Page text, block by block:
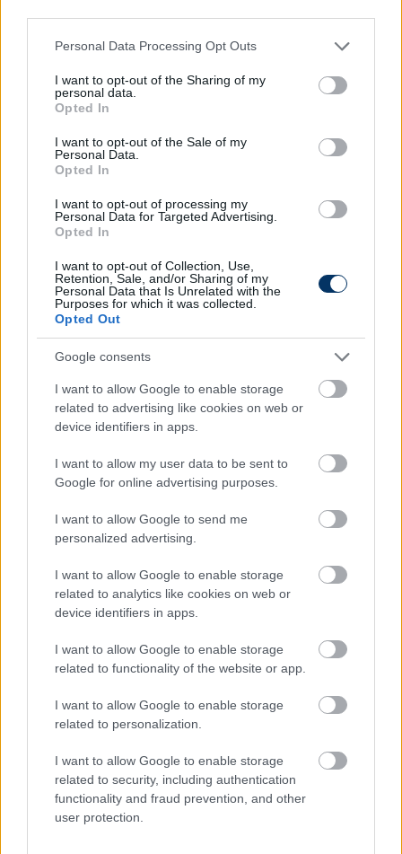
Please note that this website/app uses one or more Google
not limited to your visit or usage behaviour. You may click to
grant or deny consent to Google and its third-party tags to
use your data for below specified purposes in below Google
consent section.
Personal Data Processing Opt Outs
I want to opt-out of the Sharing of my
personal data.
Opted In
I want to opt-out of the Sale of my
Personal Data.
Opted In
I want to opt-out of processing my
Personal Data for Targeted Advertising.
Opted In
I want to opt-out of Collection, Use,
Retention, Sale, and/or Sharing of my
Personal Data that Is Unrelated with the
Purposes for which it was collected.
Opted Out
Google consents
I want to allow Google to enable storage
related to advertising like cookies on web or
device identifiers in apps.
I want to allow my user data to be sent to
Google for online advertising purposes.
I want to allow Google to send me
personalized advertising.
I want to allow Google to enable storage
related to analytics like cookies on web or
device identifiers in apps.
I want to allow Google to enable storage
related to functionality of the website or app.
I want to allow Google to enable storage
related to personalization.
I want to allow Google to enable storage
related to security, including authentication
functionality and fraud prevention, and other
user protection.
Megerősítve: Távozik a Honvéd egyik
NB I
Zsótér mindent bevetett: Annak a
csatárnak kötötte ki a cipőjét, akinek
Király a gatyáját is lehúzta - videók
Nagy visszatérők az NB I-ben: Újra
keretben a Honvéd száműzött magyar
játékosai - hivatalos
NB I
annak nincs helye a csapatban” - két
játékos miatt adhattak ki közleményt
NB I
Zsótér megszólalt a horrorsérüléséről:
rosszabbul is járhattam volna" - eldőlt,
pályára léphet-e az első idei bajnokin
NB I
Friss hírek érkeztek az ijesztő sérülést